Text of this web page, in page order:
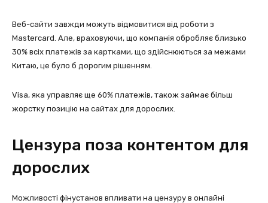
Веб-сайти завжди можуть відмовитися від роботи з
Mastercard. Але, враховуючи, що компанія обробляє близько
30% всіх платежів за картками, що здійснюються за межами
Китаю, це було б дорогим рішенням.
Visa, яка управляє ще 60% платежів, також займає більш
жорстку позицію на сайтах для дорослих.
Цензура поза контентом для
дорослих
Можливості фінустанов впливати на цензуру в онлайні